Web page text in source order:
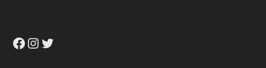
Facebook
Instagram
Twitter